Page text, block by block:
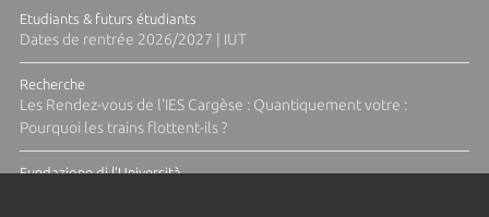
Etudiants & futurs étudiants
Dates de rentrée 2026/2027 | IUT
Recherche
Les Rendez-vous de l'IES Cargèse : Quantiquement votre :
Pourquoi les trains flottent-ils ?
Fundazione di l'Università